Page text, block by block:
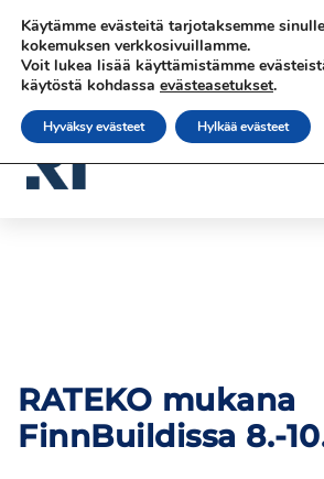
sisältöön
Ota yhteyttä | Tilaa
RATEKO Akatemia
RATEKO mukana
FinnBuildissa 8.-
Käytämme evästeitä tarjotaksemme
kokemuksen verkkosivuillamme.
Voit lukea lisää käyttämistämme
käytöstä kohdassa evästeasetukset.
Hyväksy evästeet Hylkää evästeet